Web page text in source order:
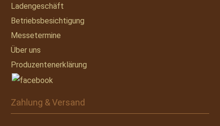
Ladengeschäft
Betriebsbesichtigung
Messetermine
Über uns
Produzentenerklärung
Zahlung & Versand